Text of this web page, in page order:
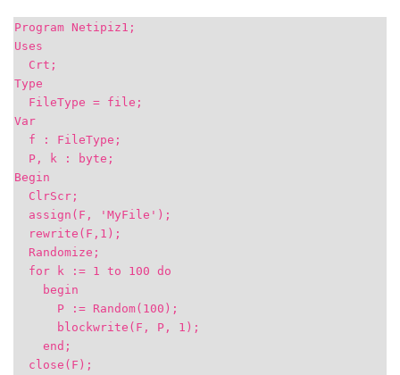
Program Netipiz1;
Uses
Crt;
Type
FileType = file;
Var
f : FileType;
P, k : byte;
Begin
ClrScr;
assign(F, 'MyFile');
rewrite(F,1);
Randomize;
for k := 1 to 100 do
begin
P := Random(100);
blockwrite(F, P, 1);
end;
close(F);